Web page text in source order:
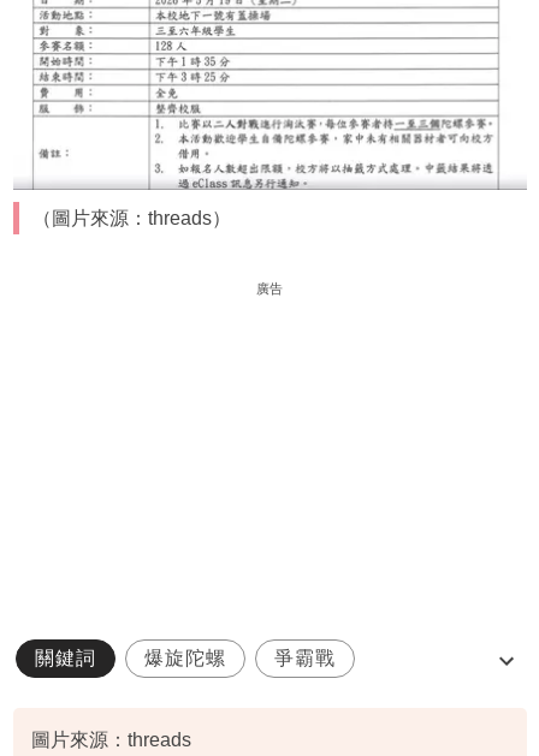
（圖片來源：threads）
廣告
關鍵詞 爆旋陀螺 爭霸戰
圖片來源：threads